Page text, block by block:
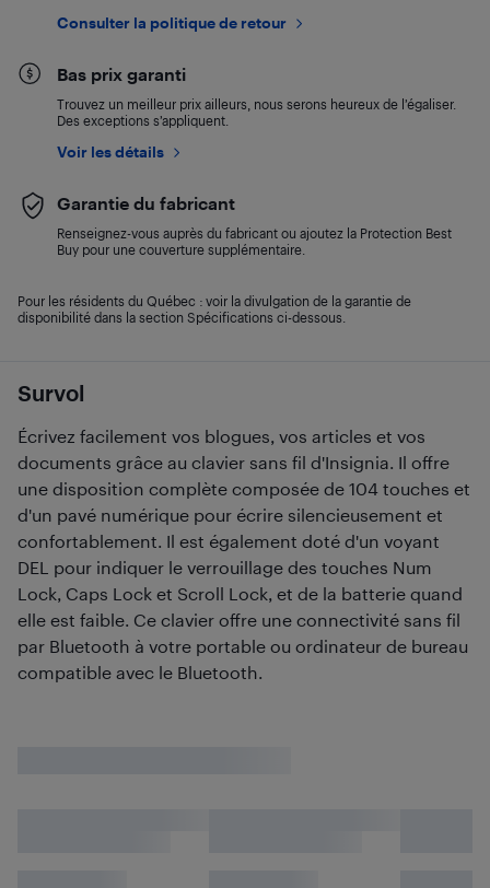
Survol
Écrivez facilement vos blogues, vos articles et vos
documents grâce au clavier sans fil d'Insignia. Il offre
une disposition complète composée de 104 touches et
d'un pavé numérique pour écrire silencieusement et
confortablement. Il est également doté d'un voyant
DEL pour indiquer le verrouillage des touches Num
Lock, Caps Lock et Scroll Lock, et de la batterie quand
elle est faible. Ce clavier offre une connectivité sans fil
par Bluetooth à votre portable ou ordinateur de bureau
compatible avec le Bluetooth.
Consulter la politique de retour
Bas prix garanti
Trouvez un meilleur prix ailleurs, nous serons heureux de l’égaliser.
Des exceptions s’appliquent.
Voir les détails
Garantie du fabricant
Renseignez-vous auprès du fabricant ou ajoutez la Protection Best
Buy pour une couverture supplémentaire.
Pour les résidents du Québec : voir la divulgation de la garantie de
disponibilité dans la section Spécifications ci-dessous.